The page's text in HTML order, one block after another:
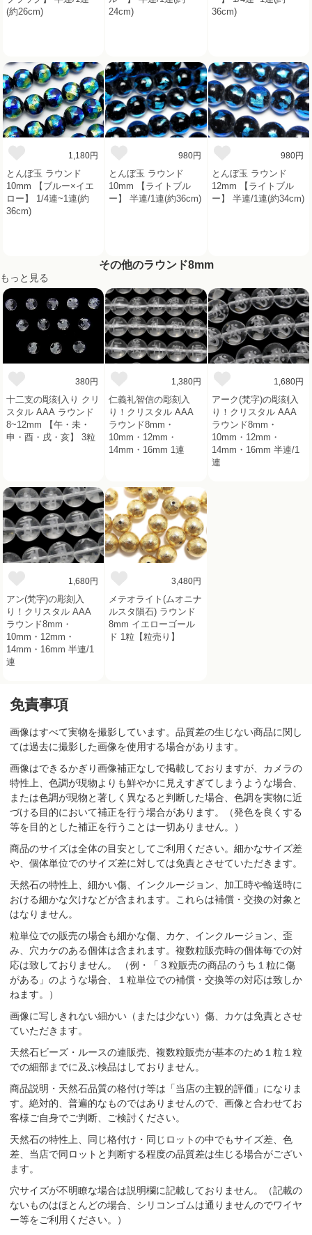
(約26cm)
24cm)
36cm)
1,180円
とんぼ玉 ラウンド
10mm 【ブルー×イエ
ロー】 1/4連~1連(約
36cm)
980円
とんぼ玉 ラウンド
10mm 【ライトブル
ー】 半連/1連(約36cm)
980円
とんぼ玉 ラウンド
12mm 【ライトブル
ー】 半連/1連(約34cm)
その他のラウンド8mm
もっと見る
380円
十二支の彫刻入り クリ
スタル AAA ラウンド
8~12mm 【午・未・
申・酉・戌・亥】 3粒
1,380円
仁義礼智信の彫刻入
り！クリスタル AAA
ラウンド8mm・
10mm・12mm・
14mm・16mm 1連
1,680円
アーク(梵字)の彫刻入
り！クリスタル AAA
ラウンド8mm・
10mm・12mm・
14mm・16mm 半連/1
連
1,680円
アン(梵字)の彫刻入
り！クリスタル AAA
ラウンド8mm・
10mm・12mm・
14mm・16mm 半連/1
連
3,480円
メテオライト(ムオニナ
ルスタ隕石) ラウンド
8mm イエローゴール
ド 1粒【粒売り】
免責事項
画像はすべて実物を撮影しています。品質差の生じない商品に関し
ては過去に撮影した画像を使用する場合があります。
画像はできるかぎり画像補正なしで掲載しておりますが、カメラの
特性上、色調が現物よりも鮮やかに見えすぎてしまうような場合、
または色調が現物と著しく異なると判断した場合、色調を実物に近
づける目的において補正を行う場合があります。（発色を良くする
等を目的とした補正を行うことは一切ありません。）
商品のサイズは全体の目安としてご利用ください。細かなサイズ差
や、個体単位でのサイズ差に対しては免責とさせていただきます。
天然石の特性上、細かい傷、インクルージョン、加工時や輸送時に
おける細かな欠けなどが含まれます。これらは補償・交換の対象と
はなりません。
粒単位での販売の場合も細かな傷、カケ、インクルージョン、歪
み、穴カケのある個体は含まれます。複数粒販売時の個体毎での対
応は致しておりません。 （例・「３粒販売の商品のうち１粒に傷
がある」のような場合、１粒単位での補償・交換等の対応は致しか
ねます。）
画像に写しきれない細かい（または少ない）傷、カケは免責とさせ
ていただきます。
天然石ビーズ・ルースの連販売、複数粒販売が基本のため１粒１粒
での細部までに及ぶ検品はしておりません。
商品説明・天然石品質の格付け等は「当店の主観的評価」になりま
す。絶対的、普遍的なものではありませんので、画像と合わせてお
客様ご自身でご判断、ご検討ください。
天然石の特性上、同じ格付け・同じロットの中でもサイズ差、色
差、当店で同ロットと判断する程度の品質差は生じる場合がござい
ます。
穴サイズが不明瞭な場合は説明欄に記載しておりません。（記載の
ないものはほとんどの場合、シリコンゴムは通りませんのでワイヤ
ー等をご利用ください。）